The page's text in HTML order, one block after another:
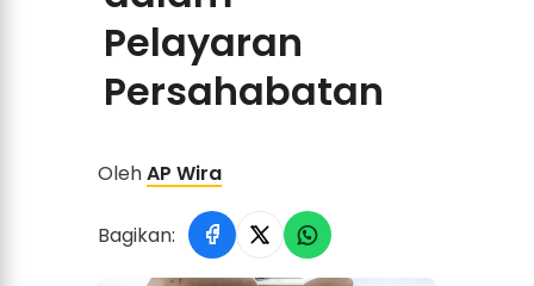
Pelayaran
Persahabatan
OlehAP Wira
Bagikan: